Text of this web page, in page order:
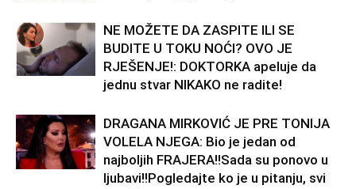
NE MOŽETE DA ZASPITE ILI SE
BUDITE U TOKU NOĆI? OVO JE
RJEŠENJE!: DOKTORKA apeluje da
jednu stvar NIKAKO ne radite!
DRAGANA MIRKOVIĆ JE PRE TONIJA
VOLELA NJEGA: Bio je jedan od
najboljih FRAJERA!!Sada su ponovo u
ljubavi!!Pogledajte ko je u pitanju, svi